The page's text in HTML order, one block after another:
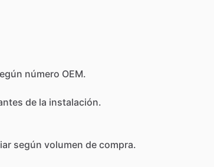
número OEM.
de la instalación.
según volumen de compra.